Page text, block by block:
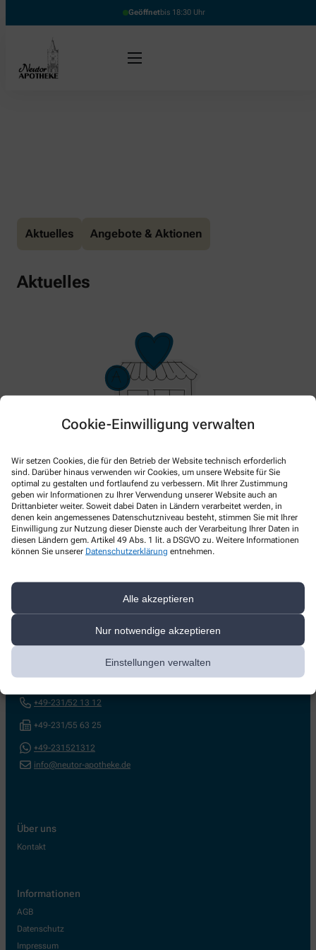
Cookie-Einwilligung verwalten
Wir setzen Cookies, die für den Betrieb der Website technisch erforderlich
sind. Darüber hinaus verwenden wir Cookies, um unsere Website für Sie
optimal zu gestalten und fortlaufend zu verbessern. Mit Ihrer Zustimmung
geben wir Informationen zu Ihrer Verwendung unserer Website auch an
Drittanbieter weiter. Soweit dabei Daten in Ländern verarbeitet werden, in
denen kein angemessenes Datenschutzniveau besteht, stimmen Sie mit Ihrer
Einwilligung zur Nutzung dieser Dienste auch der Verarbeitung Ihrer Daten in
diesen Ländern gem. Artikel 49 Abs. 1 lit. a DSGVO zu. Weitere Informationen
können Sie unserer Datenschutzerklärung entnehmen.
Alle akzeptieren
Nur notwendige akzeptieren
Einstellungen verwalten
Geöffnetbis 18:30 Uhr
Aktuelles Angebote & Aktionen
Aktuelles
Hier gibt es aktuell nichts Neues. Bitte schauen Sie
später wieder vorbei!
Neutor-Apotheke
+49-231/52 13 12
+49-231/55 63 25
+49-231521312
info@neutor-apotheke.de
Über uns
Kontakt
Informationen
AGB
Datenschutz
Impressum